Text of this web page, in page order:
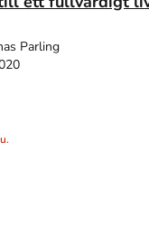
Parling